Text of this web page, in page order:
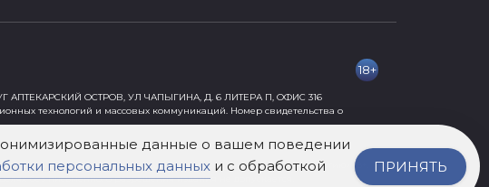
18+
АПТЕКАРСКИЙ ОСТРОВ, УЛ ЧАПЫГИНА, Д. 6 ЛИТЕРА П, ОФИС 316
технологий и массовых коммуникаций. Номер свидетельства о
детей от информации, причиняющей вред их здоровью и развитию» 18+.
без письменного разрешения издания не допускается.
данные о вашем поведении
персональных данных и с обработкой
ПРИНЯТЬ